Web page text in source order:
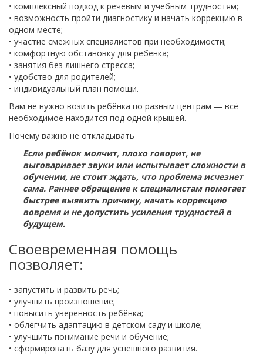
• комплексный подход к речевым и учебным трудностям;
• возможность пройти диагностику и начать коррекцию в
одном месте;
• участие смежных специалистов при необходимости;
• комфортную обстановку для ребёнка;
• занятия без лишнего стресса;
• удобство для родителей;
• индивидуальный план помощи.
Вам не нужно возить ребёнка по разным центрам — всё
необходимое находится под одной крышей.
Почему важно не откладывать
Если ребёнок молчит, плохо говорит, не
выговаривает звуки или испытывает сложности в
обучении, не стоит ждать, что проблема исчезнет
сама. Раннее обращение к специалистам помогает
быстрее выявить причину, начать коррекцию
вовремя и не допустить усиления трудностей в
будущем.
Своевременная помощь
позволяет:
• запустить и развить речь;
• улучшить произношение;
• повысить уверенность ребёнка;
• облегчить адаптацию в детском саду и школе;
• улучшить понимание речи и обучение;
• сформировать базу для успешного развития.